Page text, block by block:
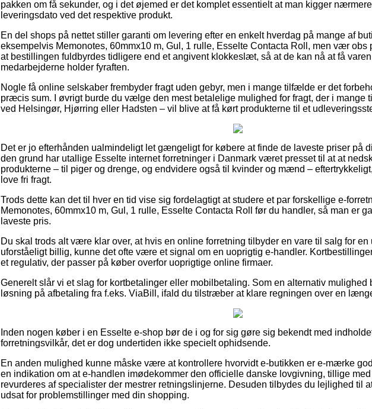
pakken om få sekunder, og i det øjemed er det komplet essentielt at man kigger
leveringsdato ved det respektive produkt.
En del shops på nettet stiller garanti om levering efter en enkelt hverdag på mange af
eksempelvis Memonotes, 60mmx10 m, Gul, 1 rulle, Esselte Contacta Roll, men vær obs
at bestillingen fuldbyrdes tidligere end et angivent klokkeslæt, så at de kan nå at få
medarbejderne holder fyraften.
Nogle få online selskaber frembyder fragt uden gebyr, men i mange tilfælde er det
præcis sum. I øvrigt burde du vælge den mest betalelige mulighed for fragt, der i mange
ved Helsingør, Hjørring eller Hadsten – vil blive at få kørt produkterne til et
Det er jo efterhånden ualmindeligt let gængeligt for købere at finde de laveste priser på
den grund har utallige Esselte internet forretninger i Danmark været presset til at at
produkterne – til piger og drenge, og endvidere også til kvinder og mænd –
love fri fragt.
Trods dette kan det til hver en tid vise sig fordelagtigt at studere et par forskellige e-
Memonotes, 60mmx10 m, Gul, 1 rulle, Esselte Contacta Roll før du handler, så man er
laveste pris.
Du skal trods alt være klar over, at hvis en online forretning tilbyder en vare til salg for
uforståeligt billig, kunne det ofte være et signal om en uoprigtig e-handler.
et regulativ, der passer på køber overfor uoprigtige online firmaer.
Generelt slår vi et slag for kortbetalinger eller mobilbetaling. Som en alternativ mulighed
løsning på afbetaling fra f.eks. ViaBill, ifald du tilstræber at klare regningen over en
Inden nogen køber i en Esselte e-shop bør de i og for sig gøre sig bekendt med
forretningsvilkår, det er dog undertiden ikke specielt ophidsende.
En anden mulighed kunne måske være at kontrollere hvorvidt e-butikken er e-mærke
en indikation om at e-handlen imødekommer den officielle danske lovgivning, tillige med
revurderes af specialister der mestrer retningslinjerne. Desuden tilbydes du lejlighed til
udsat for problemstillinger med din shopping.